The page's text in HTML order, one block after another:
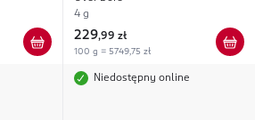
4 g
229,99 zł
100 g = 5749,75 zł
Niedostępny online